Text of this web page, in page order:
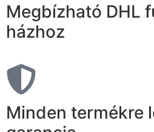
Megbízható DHL
házhoz
Minden termékre